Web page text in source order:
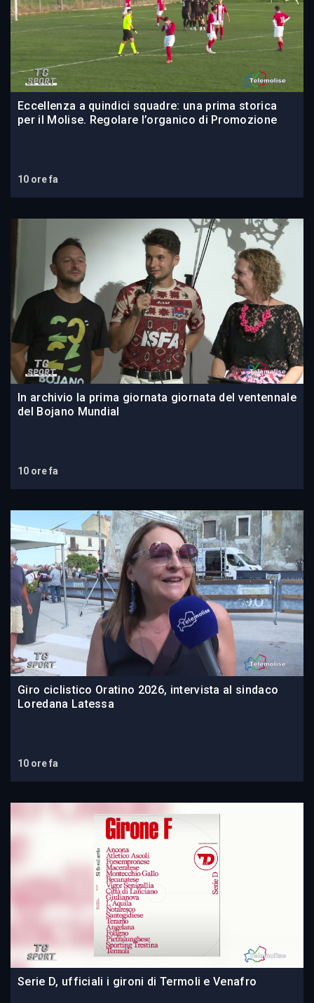
Eccellenza a quindici squadre: una prima storica
per il Molise. Regolare l’organico di Promozione
10 ore fa
In archivio la prima giornata giornata del ventennale
del Bojano Mundial
10 ore fa
Giro ciclistico Oratino 2026, intervista al sindaco
Loredana Latessa
10 ore fa
Serie D, ufficiali i gironi di Termoli e Venafro